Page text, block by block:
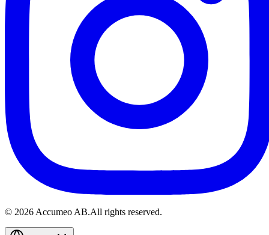
© 2026 Accumeo AB.All rights reserved.